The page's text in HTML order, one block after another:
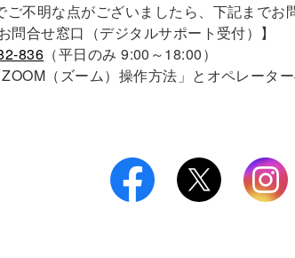
不明な点がございましたら、下記までお
問合せ窓口（デジタルサポート受付）】
836 （平日のみ 9:00～18:00）
（ズーム）操作方法」とオペレーター